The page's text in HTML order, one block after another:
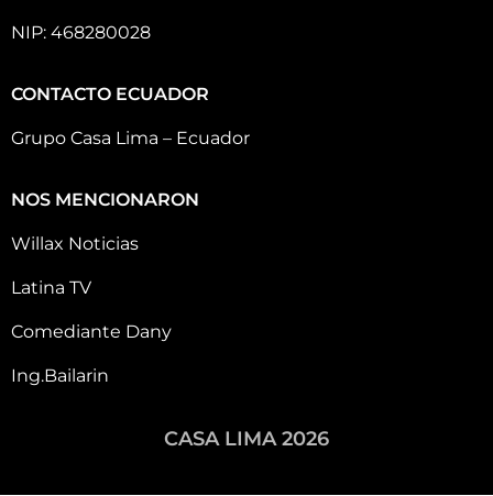
NIP: 468280028
CONTACTO ECUADOR
Grupo Casa Lima – Ecuador
NOS MENCIONARON
Willax Noticias
Latina TV
Comediante Dany
Ing.Bailarin
CASA LIMA 2026